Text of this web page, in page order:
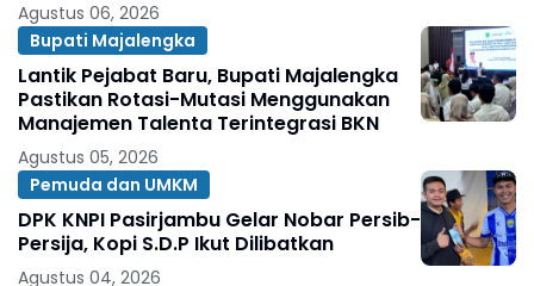
Agustus 06, 2026
Bupati Majalengka
Lantik Pejabat Baru, Bupati Majalengka
Pastikan Rotasi-Mutasi Menggunakan
Manajemen Talenta Terintegrasi BKN
Agustus 05, 2026
Pemuda dan UMKM
DPK KNPI Pasirjambu Gelar Nobar Persib-
Persija, Kopi S.D.P Ikut Dilibatkan
Agustus 04, 2026